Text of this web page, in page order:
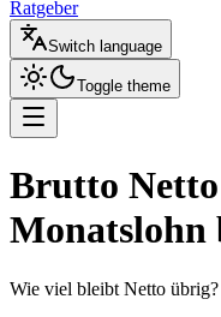
Ratgeber
Switch language
Toggle theme
Brutto Netto
Monatslohn
Wie viel bleibt Netto übrig?